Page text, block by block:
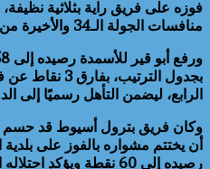
فوزه على فريق راية بثلاثية
منافسات الجولة الـ34 والأخيرة من المسابقة.
بجدول
الرابع، ليضمن التأهل رسميًا إلى
وكان فريق بترول أسيوط قد حسم
أن يختتم مشواره بالفوز على
رصيده إلى 60 نقطة ويؤكد احتلاله المركز الثاني في جدول الترتيب.